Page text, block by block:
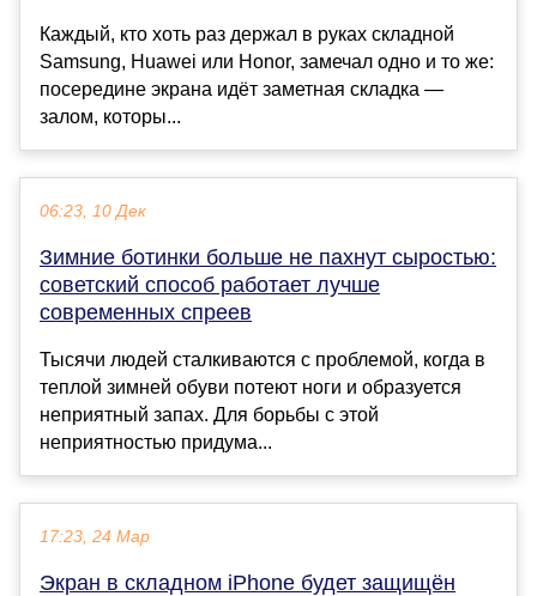
Каждый, кто хоть раз держал в руках складной
Samsung, Huawei или Honor, замечал одно и то же:
посередине экрана идёт заметная складка —
залом, которы...
06:23, 10 Дек
Зимние ботинки больше не пахнут сыростью:
советский способ работает лучше
современных спреев
Тысячи людей сталкиваются с проблемой, когда в
теплой зимней обуви потеют ноги и образуется
неприятный запах. Для борьбы с этой
неприятностью придума...
17:23, 24 Мар
Экран в складном iPhone будет защищён